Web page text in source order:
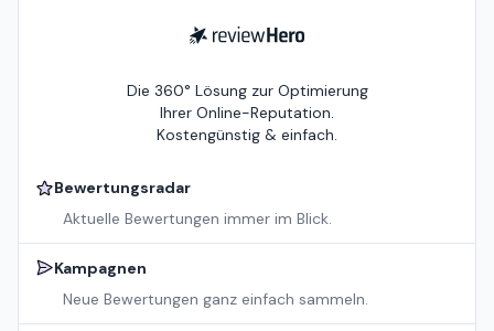
ReviewHero
Die 360° Lösung zur Optimierung
Ihrer Online-Reputation.
Kostengünstig & einfach.
Bewertungsradar
Aktuelle Bewertungen immer im Blick.
Kampagnen
Neue Bewertungen ganz einfach sammeln.